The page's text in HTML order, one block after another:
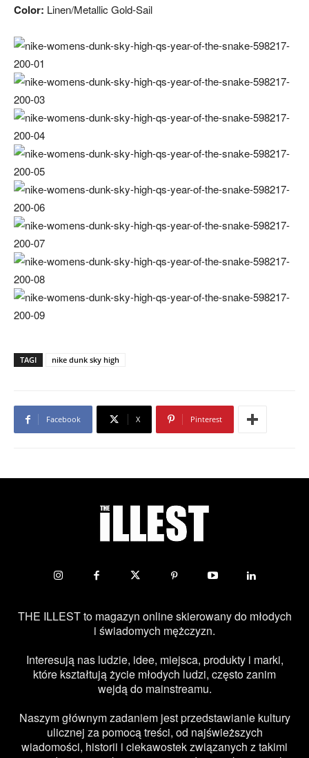
Color: Linen/Metallic Gold-Sail
TAGI nike dunk sky high
Facebook X Pinterest
THE ILLEST to magazyn online skierowany do młodych
i świadomych mężczyzn.
Interesują nas ludzie, idee, miejsca, produkty i marki,
które kształtują życie młodych ludzi, często zanim
wejdą do mainstreamu.
Naszym głównym zadaniem jest przedstawianie kultury
ulicznej za pomocą treści, od najświeższych
wiadomości, historii i ciekawostek związanych z takimi